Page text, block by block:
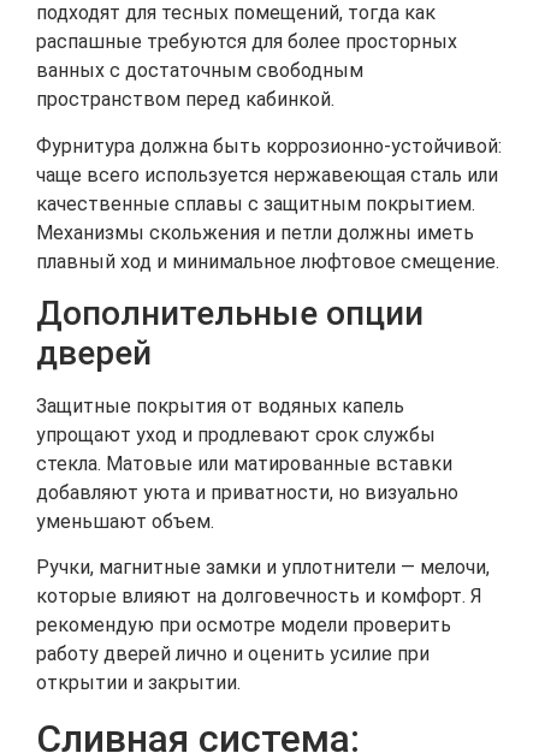
подходят для тесных помещений, тогда как
распашные требуются для более просторных
ванных с достаточным свободным
пространством перед кабинкой.
Фурнитура должна быть коррозионно-устойчивой:
чаще всего используется нержавеющая сталь или
качественные сплавы с защитным покрытием.
Механизмы скольжения и петли должны иметь
плавный ход и минимальное люфтовое смещение.
Дополнительные опции
дверей
Защитные покрытия от водяных капель
упрощают уход и продлевают срок службы
стекла. Матовые или матированные вставки
добавляют уюта и приватности, но визуально
уменьшают объем.
Ручки, магнитные замки и уплотнители — мелочи,
которые влияют на долговечность и комфорт. Я
рекомендую при осмотре модели проверить
работу дверей лично и оценить усилие при
открытии и закрытии.
Сливная система: